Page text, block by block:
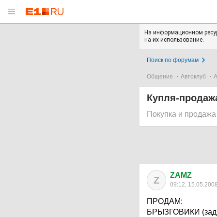
На информационном
на их использование.
Поиск по форумам
Общение Автоклуб
Купля-
Покупка и
Z ZAMZ
09:12,
ПРОДАМ:
БРЫЗГОВИКИ